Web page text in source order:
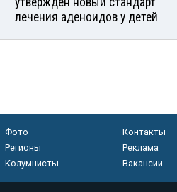
лечения аденоидов у детей
Фото
Регионы
Колумнисты
Контакты
Реклама
Вакансии